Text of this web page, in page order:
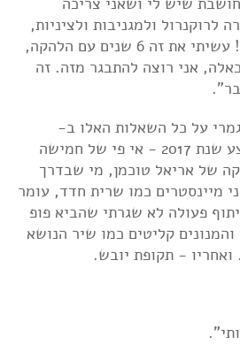
ולמגניבות ולציניות,
ולמודעות העצמית. די! עשיתי את זה 6 שנים עם הלהקה,
אני רוצה להתבגר מזה. זה
על כל השאלות האלו ב-
"אמריקה" שיצא באמצע שנת 2017 - אי פי של חמישה
של אריאל טוכמן, מי שבדרך
מיינסטרים כמו שרית חדד, עומר
פעולה לא שגרתי שהביא פופ
קליטים כמו שיר הנושא
- תקופת יובש.